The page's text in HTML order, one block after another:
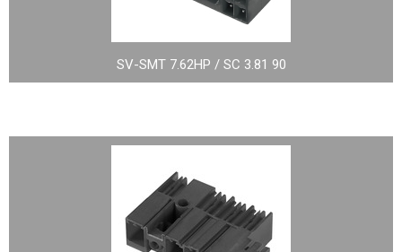
SV-SMT 7.62HP / SC 3.81 90